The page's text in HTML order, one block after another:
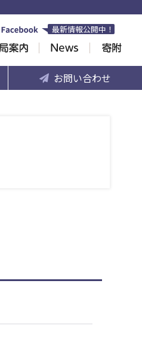
最新情報公開中！
お問い合わせ